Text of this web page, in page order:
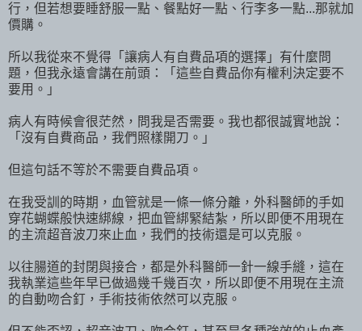
行，但若想要睡舒服一點、餐點好一點、行李多一點...那就加
價購。
所以我從來不覺得「讓病人有自費品項的選擇」有什麼問
題，但我永遠會講在前頭：「這些自費品你有權利決定要不
要用。」
病人有時候會很茫然，問我是否需要。我也都很誠實地說：
「沒有自費商品，我們照樣開刀。」
但這句話不等於不需要自費品項。
在我受訓的時期，血管就是一條一條分離，外科醫師的手如
穿花蝴蝶般快速綁線，把血管綁緊結紮，所以即便不用現在
的主流超音波刀來止血，我們的技術還是可以克服。
以往腸道的封閉與接合，都是外科醫師一針一線手縫，這在
我執業這些年早已做過幾千幾百次，所以即便不用現在主流
的自動吻合釘，手術技術依然可以克服。